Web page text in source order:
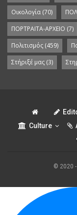
Οικολογία (70)
ΠΟΡΤΡΑΙΤΑ-ΑΡΧΕΙΟ (7)
Πολιτισμός (459)
Στήριξέ μας (3)
Culture
© 2020